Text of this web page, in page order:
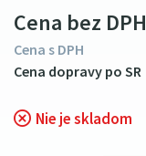
Nie je skladom
Cena bez DPH
Cena s DPH